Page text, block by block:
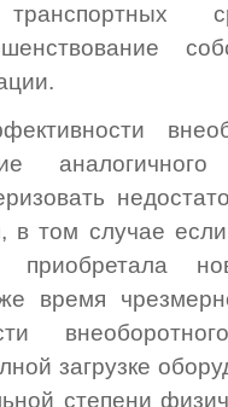
в том случае
время
загрузке
степени